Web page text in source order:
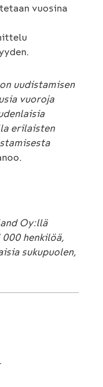
vuosina
uudistamisen
vuoroja
erilaisten
Oy:llä
000 henkilöä,
sukupuolen,